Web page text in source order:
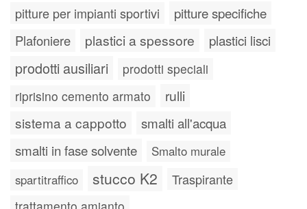
pitture per impianti sportivi pitture specifiche
Plafoniere plastici a spessore plastici lisci
prodotti ausiliari
prodotti speciali
riprisino cemento armato
rulli
sistema a cappotto
smalti all'acqua
smalti in fase solvente
Smalto murale
spartitraffico
stucco K2 Traspirante